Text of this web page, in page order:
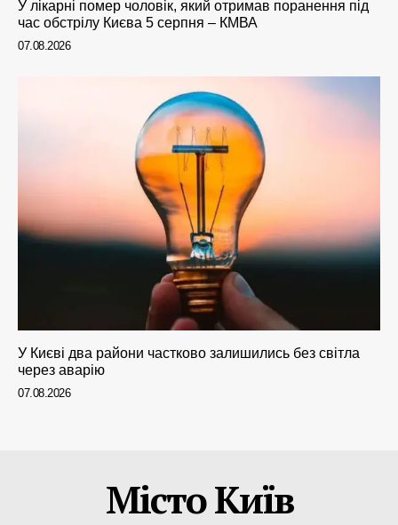
У лікарні помер чоловік, який отримав поранення під
час обстрілу Києва 5 серпня – КМВА
07.08.2026
У Києві два райони частково залишились без світла
через аварію
07.08.2026
Місто Київ